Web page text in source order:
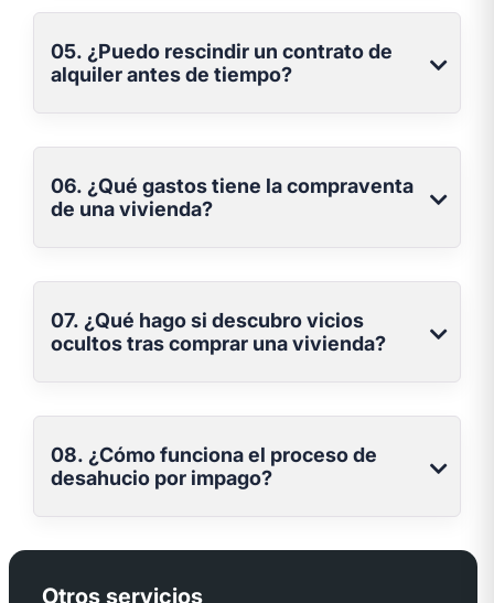
05. ¿Puedo rescindir un contrato de
alquiler antes de tiempo?
06. ¿Qué gastos tiene la compraventa
de una vivienda?
07. ¿Qué hago si descubro vicios
ocultos tras comprar una vivienda?
08. ¿Cómo funciona el proceso de
desahucio por impago?
Otros servicios